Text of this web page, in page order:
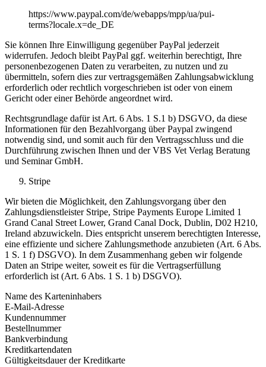
https://www.paypal.com/de/webapps/mpp/ua/pui-
terms?locale.x=de_DE
Sie können Ihre Einwilligung gegenüber PayPal jederzeit
widerrufen. Jedoch bleibt PayPal ggf. weiterhin berechtigt, Ihre
personenbezogenen Daten zu verarbeiten, zu nutzen und zu
übermitteln, sofern dies zur vertragsgemäßen Zahlungsabwicklung
erforderlich oder rechtlich vorgeschrieben ist oder von einem
Gericht oder einer Behörde angeordnet wird.
Rechtsgrundlage dafür ist Art. 6 Abs. 1 S.1 b) DSGVO, da diese
Informationen für den Bezahlvorgang über Paypal zwingend
notwendig sind, und somit auch für den Vertragsschluss und die
Durchführung zwischen Ihnen und der VBS Vet Verlag Beratung
und Seminar GmbH.
Stripe
Wir bieten die Möglichkeit, den Zahlungsvorgang über den
Zahlungsdienstleister Stripe, Stripe Payments Europe Limited 1
Grand Canal Street Lower, Grand Canal Dock, Dublin, D02 H210,
Ireland abzuwickeln. Dies entspricht unserem berechtigten Interesse,
eine effiziente und sichere Zahlungsmethode anzubieten (Art. 6 Abs.
1 S. 1 f) DSGVO). In dem Zusammenhang geben wir folgende
Daten an Stripe weiter, soweit es für die Vertragserfüllung
erforderlich ist (Art. 6 Abs. 1 S. 1 b) DSGVO).
Name des Karteninhabers
E-Mail-Adresse
Kundennummer
Bestellnummer
Bankverbindung
Kreditkartendaten
Gültigkeitsdauer der Kreditkarte